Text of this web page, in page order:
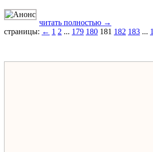
читать полностью →
страницы: ← 1 2 ... 179 180 181 182 183 ...